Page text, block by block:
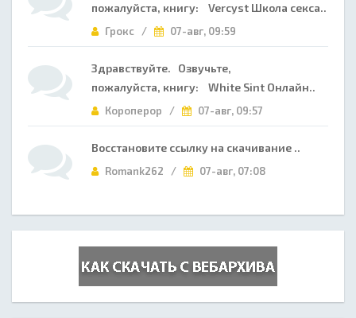
пожалуйста, книгу: Vercyst Школа секса..
Грокс / 07-авг, 09:59
Здравствуйте. Озвучьте,
пожалуйста, книгу: White Sint Онлайн..
Короперор / 07-авг, 09:57
Восстановите ссылку на скачивание ..
Romank262 / 07-авг, 07:08